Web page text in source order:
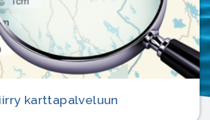
karttapalveluun